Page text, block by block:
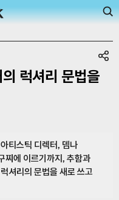
럭셔리 문법을
티스틱 디렉터, 뎀나
찌에 이르기까지, 추함과
셔리의 문법을 새로 쓰고